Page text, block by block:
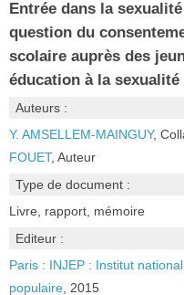
Entrée dans la
question du
scolaire auprès des
éducation à la sexualité
Auteurs :
Y. AMSELLEM-MAINGUY,
FOUET, Auteur
Type de document :
Livre, rapport, mémoire
Editeur :
Paris : INJEP : Institut
populaire, 2015